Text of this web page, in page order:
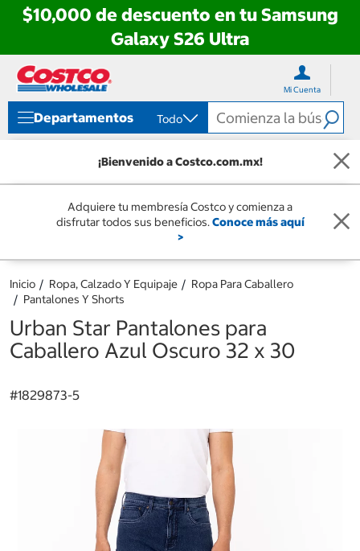
$10,000 de descuento en tu Samsung
Galaxy S26 Ultra
directo
contenido
directo
menú
navegación
Mi Cuenta
Departamentos Todo
¡Bienvenido a Costco.com.mx!
Adquiere tu membresía Costco y comienza a
disfrutar todos sus beneficios.Conoce más aquí
>
Inicio Ropa, Calzado Y Equipaje
Ropa Para Caballero
Pantalones Y Shorts
Urban Star Pantalones para
Caballero Azul Oscuro 32 x 30
#1829873-5